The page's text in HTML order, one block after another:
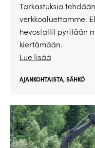
Tarkastuksia
verkkoaluettamme.
hevostallit pyritään
kiertämään.
Lue lisää
AJANKOHTAISTA,SÄHKÖ